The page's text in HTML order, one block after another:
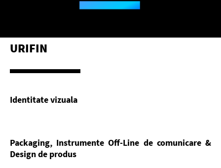
URIFIN
Identitate vizuala
Packaging, Instrumente Off-Line de comunicare &
Design de produs